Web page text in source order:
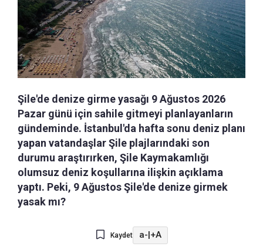
Şile'de denize girme yasağı 9 Ağustos 2026
Pazar günü için sahile gitmeyi planlayanların
gündeminde. İstanbul'da hafta sonu deniz planı
yapan vatandaşlar Şile plajlarındaki son
durumu araştırırken, Şile Kaymakamlığı
olumsuz deniz koşullarına ilişkin açıklama
yaptı. Peki, 9 Ağustos Şile'de denize girmek
yasak mı?
Kaydet a- +A